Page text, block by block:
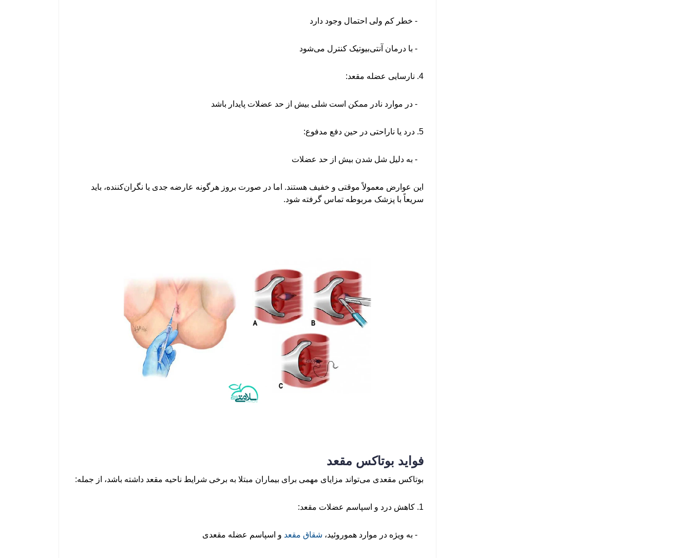
- خطر کم ولی احتمال وجود دارد
- با درمان آنتی‌بیوتیک کنترل می‌شود
4. نارسایی عضله مقعد:
- در موارد نادر ممکن است شلی بیش از حد عضلات پایدار باشد
5. درد یا ناراحتی در حین دفع مدفوع:
- به دلیل شل شدن بیش از حد عضلات
این عوارض معمولاً موقتی و خفیف هستند. اما در صورت بروز هرگونه عارضه جدی یا نگران‌کننده، باید
سریعاً با پزشک مربوطه تماس گرفته شود.
فواید بوتاکس مقعد
بوتاکس مقعدی می‌تواند مزایای مهمی برای بیماران مبتلا به برخی شرایط ناحیه مقعد داشته باشد، از جمله:
1. کاهش درد و اسپاسم عضلات مقعد:
- به ویژه در موارد هموروئید، شقاق مقعد و اسپاسم عضله مقعدی